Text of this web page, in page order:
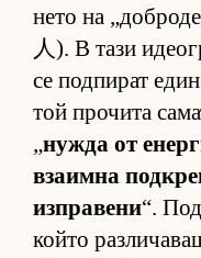
нето на
人). В тази
се под­пи­рат
той про­чита
„нужда от
вза­имна
из­п­ра­вени“.
който